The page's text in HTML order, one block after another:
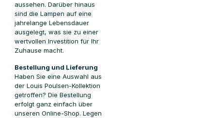
aussehen. Darüber hinaus
sind die Lampen auf eine
jahrelange Lebensdauer
ausgelegt, was sie zu einer
wertvollen Investition für Ihr
Zuhause macht.
Bestellung und Lieferung
Haben Sie eine Auswahl aus
der Louis Poulsen-Kollektion
getroffen? Die Bestellung
erfolgt ganz einfach über
unseren Online-Shop. Legen